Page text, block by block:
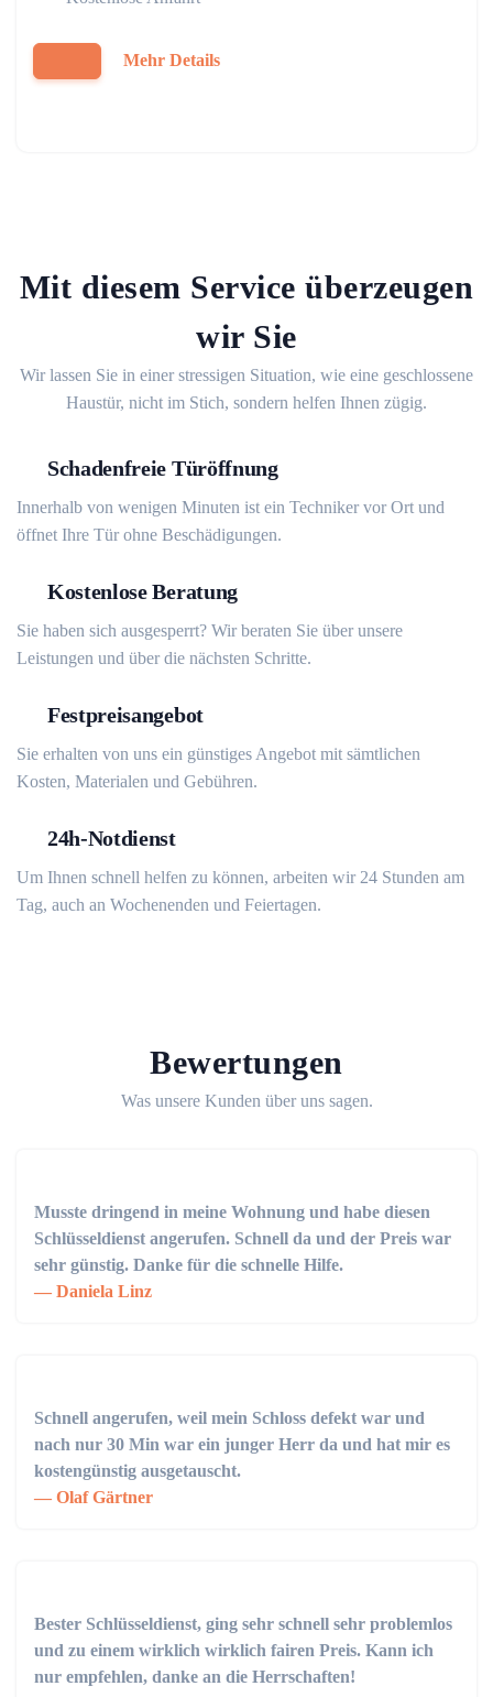
Mehr Details
Mit diesem Service überzeugen
wir Sie
Wir lassen Sie in einer stressigen Situation, wie eine geschlossene
Haustür, nicht im Stich, sondern helfen Ihnen zügig.
Schadenfreie Türöffnung
Innerhalb von wenigen Minuten ist ein Techniker vor Ort und
öffnet Ihre Tür ohne Beschädigungen.
Kostenlose Beratung
Sie haben sich ausgesperrt? Wir beraten Sie über unsere
Leistungen und über die nächsten Schritte.
Festpreisangebot
Sie erhalten von uns ein günstiges Angebot mit sämtlichen
Kosten, Materialen und Gebühren.
24h-Notdienst
Um Ihnen schnell helfen zu können, arbeiten wir 24 Stunden am
Tag, auch an Wochenenden und Feiertagen.
Bewertungen
Was unsere Kunden über uns sagen.
Musste dringend in meine Wohnung und habe diesen
Schlüsseldienst angerufen. Schnell da und der Preis war
sehr günstig. Danke für die schnelle Hilfe.
Daniela Linz
Schnell angerufen, weil mein Schloss defekt war und
nach nur 30 Min war ein junger Herr da und hat mir es
kostengünstig ausgetauscht.
Olaf Gärtner
Bester Schlüsseldienst, ging sehr schnell sehr problemlos
und zu einem wirklich wirklich fairen Preis. Kann ich
nur empfehlen, danke an die Herrschaften!